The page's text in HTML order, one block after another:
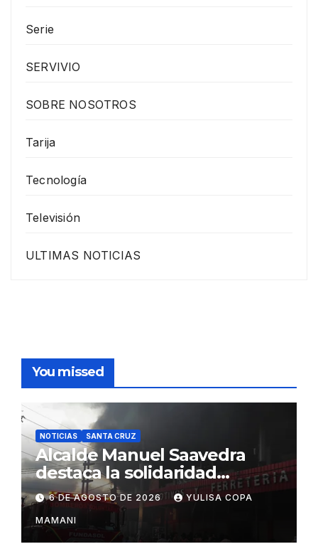
Serie
SERVIVIO
SOBRE NOSOTROS
Tarija
Tecnología
Televisión
ULTIMAS NOTICIAS
You missed
NOTICIAS SANTA CRUZ
Alcalde Manuel Saavedra
destaca la solidaridad
durante la emergencia en
Barrio Lindo
6 DE AGOSTO DE 2026 YULISA COPA
MAMANI